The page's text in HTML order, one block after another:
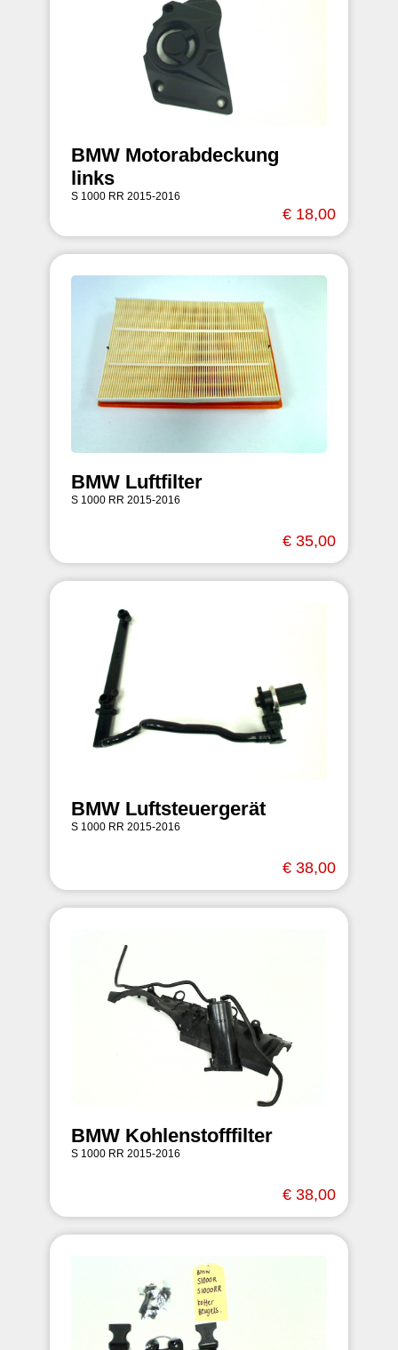
BMW Motorabdeckung
links
S 1000 RR 2015-2016
€ 18,00
BMW Luftfilter
S 1000 RR 2015-2016
€ 35,00
BMW Luftsteuergerät
S 1000 RR 2015-2016
€ 38,00
BMW Kohlenstofffilter
S 1000 RR 2015-2016
€ 38,00